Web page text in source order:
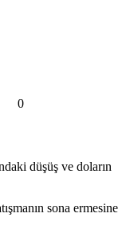
0
düşüş ve doların
sona ermesine